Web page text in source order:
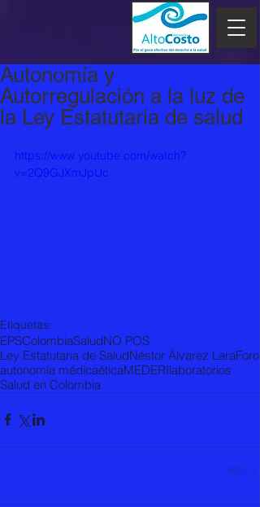
Autonomía y
Autorregulación a la luz de
la Ley Estatutaria de salud
https://www.youtube.com/watch?
v=2Q9GJXmJpUc
Etiquetas:
EPSColombiaSaludNO POS
Ley Estatutaria de SaludNéstor Álvarez LaraForo
autonomía médicaéticaMEDERIlaboratorios
Salud en Colombia